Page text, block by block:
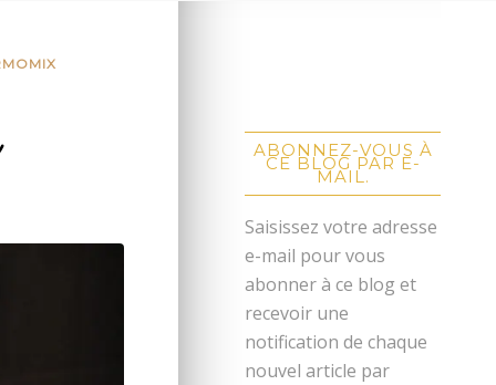
ABONNEZ-VOUS À
CE BLOG PAR E-
MAIL.
Saisissez votre adresse
e-mail pour vous
abonner à ce blog et
recevoir une
notification de chaque
nouvel article par